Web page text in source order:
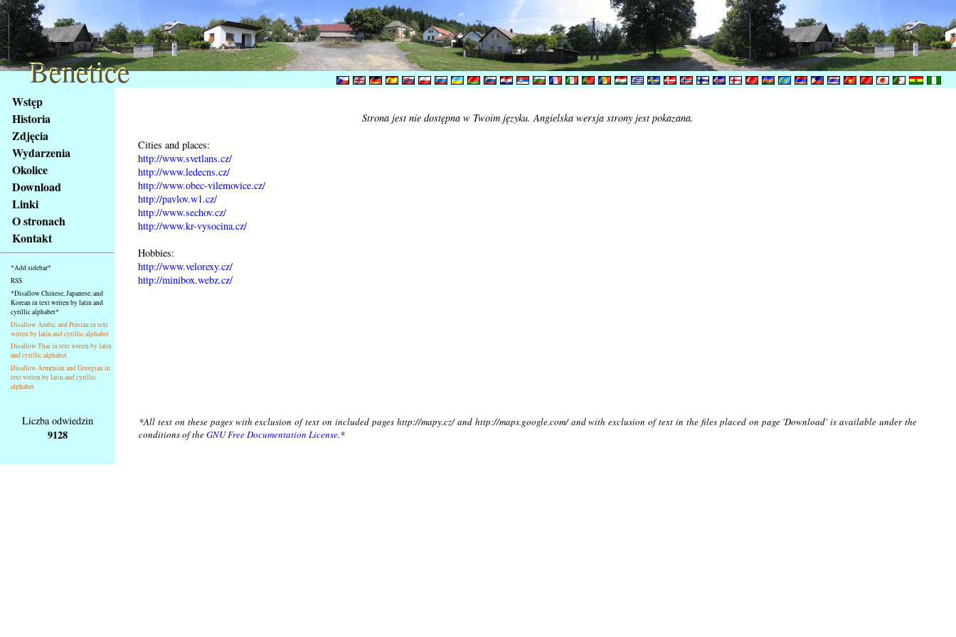
obsah
stránky
Klávesové
zkratky
tomto
webu
základní
Hlavní
strana
Wstęp
Historia
Zdjęcia
Wydarzenia
Okolice
Download
Linki
O stronach
Kontakt
*Add sidebar*
RSS
*Disallow Chinese, Japanese, and
Korean in text writen by latin and
cyrillic alphabet*
Disallow Arabic and Persian in text
writen by latin and cyrillic alphabet
Disallow Thai in text writen by latin
and cyrillic alphabet
Disallow Armenian and Georgian in
text writen by latin and cyrillic
alphabet
Strona jest nie dostępna w Twoim języku. Angielska wersja strony jest pokazana.
Cities and places:
http://www.svetlans.cz/
http://www.ledecns.cz/
http://www.obec-vilemovice.cz/
http://pavlov.w1.cz/
http://www.sechov.cz/
http://www.kr-vysocina.cz/
Hobbies:
http://www.velorexy.cz/
http://minibox.webz.cz/
Liczba odwiedzin
9128
*All text on these pages with exclusion of text on included pages http://mapy.cz/ and http://maps.google.com/ and with exclusion of text in the files placed on page 'Download' is available under the
conditions of theGNU Free Documentation License.*
Benetice
Benetice